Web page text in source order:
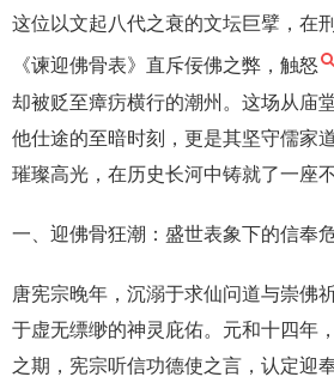
这位以文起八代之衰的文坛巨擘，在
《谏迎佛骨表》直斥佞佛之弊，触怒
却被贬至瘴疠横行的潮州。这场从庙
他仕途的至暗时刻，更是其坚守儒家
璀璨高光，在历史长河中铸就了一座
一、迎佛骨狂潮：盛世表象下的信奉
唐宪宗晚年，沉溺于求仙问道与崇佛
于虚无缥缈的神灵庇佑。元和十四年
之期，宪宗听信功德使之言，认定迎